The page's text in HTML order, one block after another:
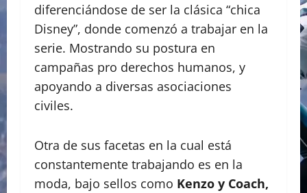
diferenciándose de ser la clásica “chica
Disney”, donde comenzó a trabajar en la
serie. Mostrando su postura en
campañas pro derechos humanos, y
apoyando a diversas asociaciones
civiles.
Otra de sus facetas en la cual está
constantemente trabajando es en la
moda, bajo sellos como Kenzo y Coach,